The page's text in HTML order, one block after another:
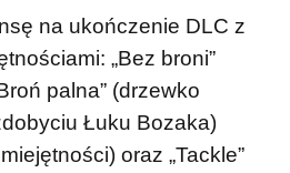
na ukończenie DLC z
„Bez broni”
palna” (drzewko
Łuku Bozaka)
oraz „Tackle”